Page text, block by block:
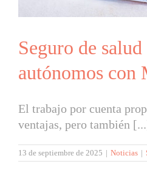
Seguro de salud
autónomos
El trabajo por cuenta
ventajas, pero también
13 de septiembre de 2025 | Noticias |